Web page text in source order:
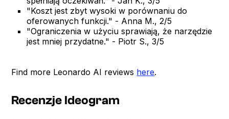
"Koszt jest zbyt wysoki w porównaniu do
oferowanych funkcji." - Anna M., 2/5
"Ograniczenia w użyciu sprawiają, że narzędzie
jest mniej przydatne." - Piotr S., 3/5
Find more Leonardo AI reviews here.
Recenzje Ideogram